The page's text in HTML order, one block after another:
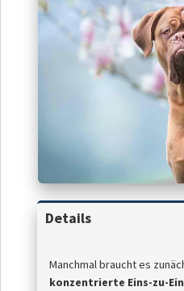
Details
Manchmal braucht es
konzentrierte Eins-zu-